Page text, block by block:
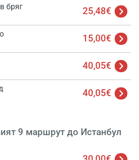
бряг 25,48€
15,00€
40,05€
40,05€
9 маршрут до Истанбул